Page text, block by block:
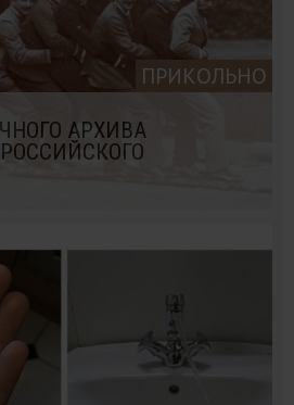
ПРИКОЛЬНО
АРХИВА